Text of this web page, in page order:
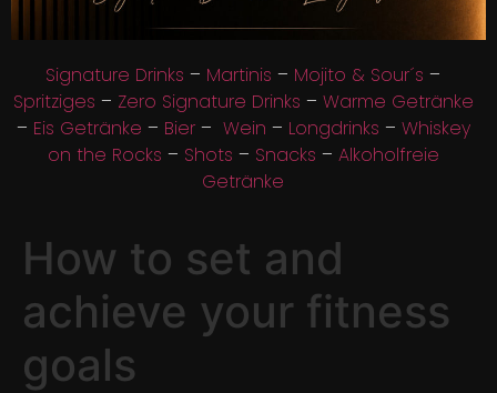
Signature Drinks – Martinis – Mojito & Sour´s –
Spritziges – Zero Signature Drinks – Warme Getränke
– Eis Getränke – Bier– Wein – Longdrinks – Whiskey
on the Rocks – Shots – Snacks – Alkoholfreie
Getränke
How to set and
achieve your fitness
goals